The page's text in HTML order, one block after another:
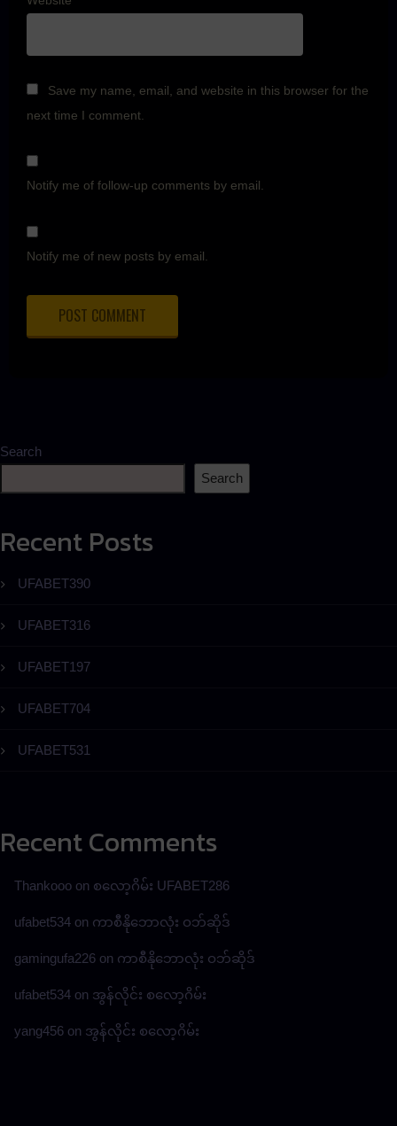
Save my name, email, and website in this browser for the
next time I comment.
Notify me of follow-up comments by email.
Notify me of new posts by email.
Search
Search
Recent Posts
UFABET390
UFABET316
UFABET197
UFABET704
UFABET531
Recent Comments
Thankooo on စလော့ဂိမ်း UFABET286
ufabet534 on ကာစီနိုဘောလုံး ဝဘ်ဆိုဒ်
gamingufa226 on ကာစီနိုဘောလုံး ဝဘ်ဆိုဒ်
ufabet534 on အွန်လိုင်း စလော့ဂိမ်း
yang456 on အွန်လိုင်း စလော့ဂိမ်း